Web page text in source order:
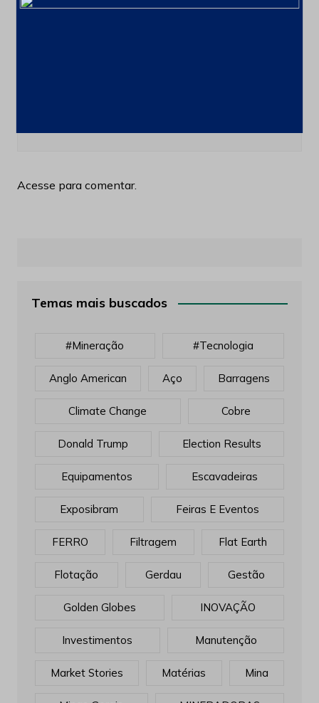
Acesse para comentar.
Temas mais buscados
#mineração #tecnologia
Anglo American Aço Barragens
Climate Change Cobre
Donald Trump Election Results
Equipamentos Escavadeiras
Exposibram Feiras E Eventos
FERRO Filtragem Flat Earth
Flotação Gerdau Gestão
Golden Globes INOVAÇÃO
Investimentos Manutenção
Market Stories Matérias Mina